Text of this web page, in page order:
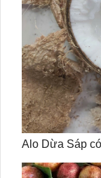
Alo Dừa Sáp